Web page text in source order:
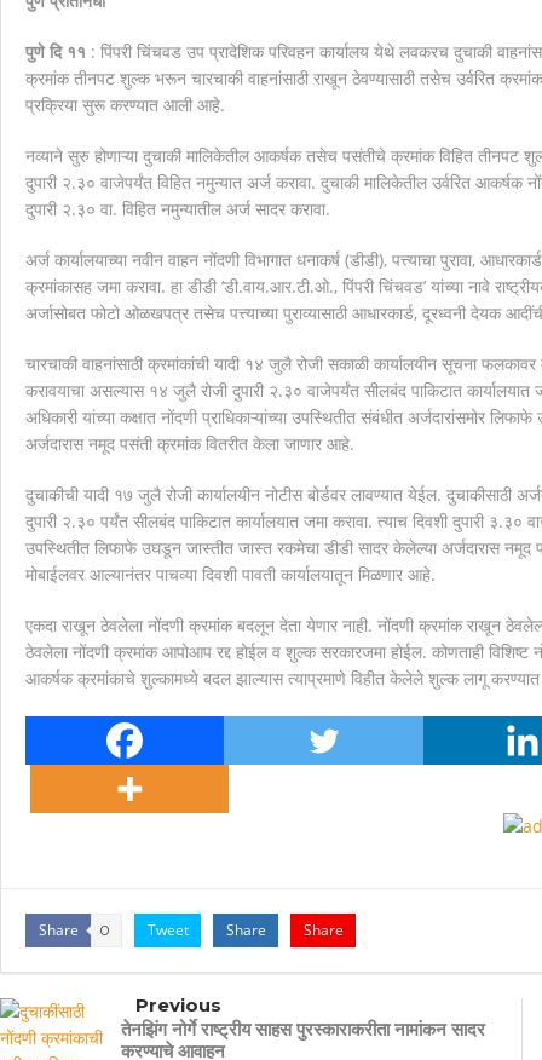
पुणे दि ११ : पिंपरी चिंचवड उप प्रादेशिक परिवहन कार्यालय येथे लवकरच दुचाकी
क्रमांक तीनपट शुल्क भरून चारचाकी वाहनांसाठी राखून ठेवण्यासाठी तसेच उर्वरित क्रमांक
प्रक्रिया सुरू करण्यात आली आहे.
नव्याने सुरु होणाऱ्या दुचाकी मालिकेतील आकर्षक तसेच पसंतीचे क्रमांक विहित
दुपारी २.३० वाजेपर्यंत विहित नमुन्यात अर्ज करावा. दुचाकी मालिकेतील उर्वरित
दुपारी २.३० वा. विहित नमुन्यातील अर्ज सादर करावा.
अर्ज कार्यालयाच्या नवीन वाहन नोंदणी विभागात धनाकर्ष (डीडी), पत्त्याचा पुरावा,
क्रमांकासह जमा करावा. हा डीडी ‘डी.वाय.आर.टी.ओ., पिंपरी चिंचवड’ यांच्या नावे
अर्जासोबत फोटो ओळखपत्र तसेच पत्त्याच्या पुराव्यासाठी आधारकार्ड, दूरध्वनी देयक
चारचाकी वाहनांसाठी क्रमांकांची यादी १४ जुलै रोजी सकाळी कार्यालयीन सूचना
करावयाचा असल्यास १४ जुलै रोजी दुपारी २.३० वाजेपर्यंत सीलबंद पाकिटात कार्यालयात
अधिकारी यांच्या कक्षात नोंदणी प्राधिकाऱ्यांच्या उपस्थितीत संबंधीत अर्जदारांसमोर
अर्जदारास नमूद पसंती क्रमांक वितरीत केला जाणार आहे.
दुचाकीची यादी १७ जुलै रोजी कार्यालयीन नोटीस बोर्डवर लावण्यात येईल. दुचाकीसाठी
दुपारी २.३० पर्यंत सीलबंद पाकिटात कार्यालयात जमा करावा. त्याच दिवशी दुपारी ३.३०
उपस्थितीत लिफाफे उघडून जास्तीत जास्त रकमेचा डीडी सादर केलेल्या अर्जदारास
मोबाईलवर आल्यानंतर पाचव्या दिवशी पावती कार्यालयातून मिळणार आहे.
एकदा राखून ठेवलेला नोंदणी क्रमांक बदलून देता येणार नाही. नोंदणी क्रमांक राखून
ठेवलेला नोंदणी क्रमांक आपोआप रद्द होईल व शुल्क सरकारजमा होईल. कोणताही
आकर्षक क्रमांकाचे शुल्कामध्ये बदल झाल्यास त्याप्रमाणे विहीत केलेले शुल्क लागू
Share 0 Tweet Share Share
Previous
तेनझिंग नोर्गे राष्ट्रीय साहस पुरस्काराकरीता नामांकन सादर
करण्याचे आवाहन